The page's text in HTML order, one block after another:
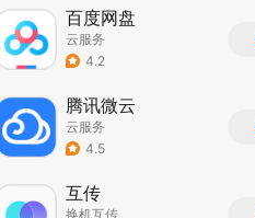
百度网盘
云服务
4.2
腾讯微云
云服务
4.5
互传
换机互传